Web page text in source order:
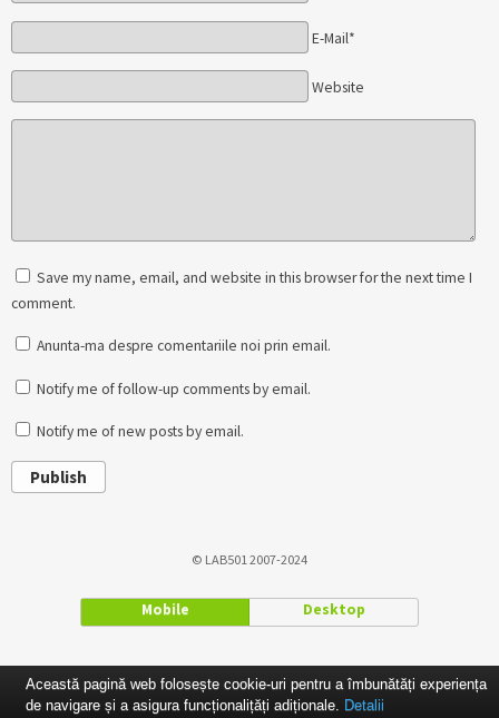
E-Mail*
Website
Save my name, email, and website in this browser for the next time I
comment.
Anunta-ma despre comentariile noi prin email.
Notify me of follow-up comments by email.
Notify me of new posts by email.
Publish
© LAB501 2007-2024
Mobile Desktop
Această pagină web folosește cookie-uri pentru a îmbunătăți experiența
de navigare și a asigura funcționalițăți adiționale. Detalii